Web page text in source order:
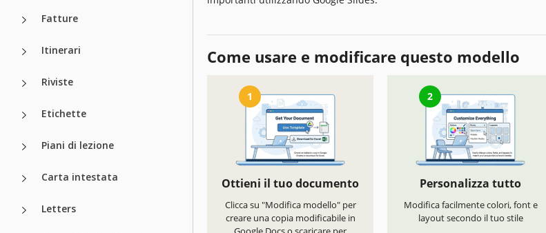
Fatture
Itinerari
Riviste
Etichette
Piani di lezione
Carta intestata
Letters
Come usare e modificare questo modello
1
Ottieni il tuo documento
Clicca su "Modifica modello" per
creare una copia modificabile in
2
Personalizza tutto
Modifica facilmente colori, font e
layout secondo il tuo stile